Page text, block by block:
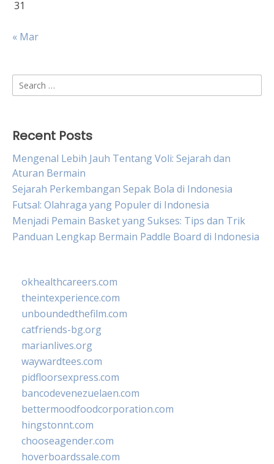
31
« Mar
Search
for:
Recent Posts
Mengenal Lebih Jauh Tentang Voli: Sejarah dan
Aturan Bermain
Sejarah Perkembangan Sepak Bola di Indonesia
Futsal: Olahraga yang Populer di Indonesia
Menjadi Pemain Basket yang Sukses: Tips dan Trik
Panduan Lengkap Bermain Paddle Board di Indonesia
okhealthcareers.com
theintexperience.com
unboundedthefilm.com
catfriends-bg.org
marianlives.org
waywardtees.com
pidfloorsexpress.com
bancodevenezuelaen.com
bettermoodfoodcorporation.com
hingstonnt.com
chooseagender.com
hoverboardssale.com